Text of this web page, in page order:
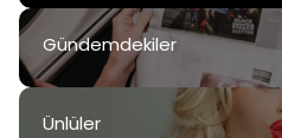
Gündemdekiler
Ünlüler